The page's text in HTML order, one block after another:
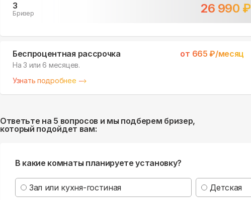
3
Бризер 26 990 ₽
Беспроцентная рассрочка от 665 ₽/месяц
На 3 или 6 месяцев.
Узнать подробнее
Ответьте на 5 вопросов и мы подберем бризер,
который подойдет вам:
В какие комнаты планируете установку?
Зал или кухня-гостиная Детская